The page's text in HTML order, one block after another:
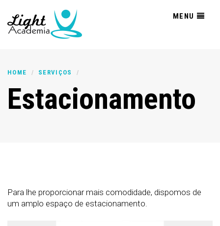
MENU
HOME SERVIÇOS
Estacionamento
Para lhe proporcionar mais comodidade, dispomos de
um amplo espaço de estacionamento.